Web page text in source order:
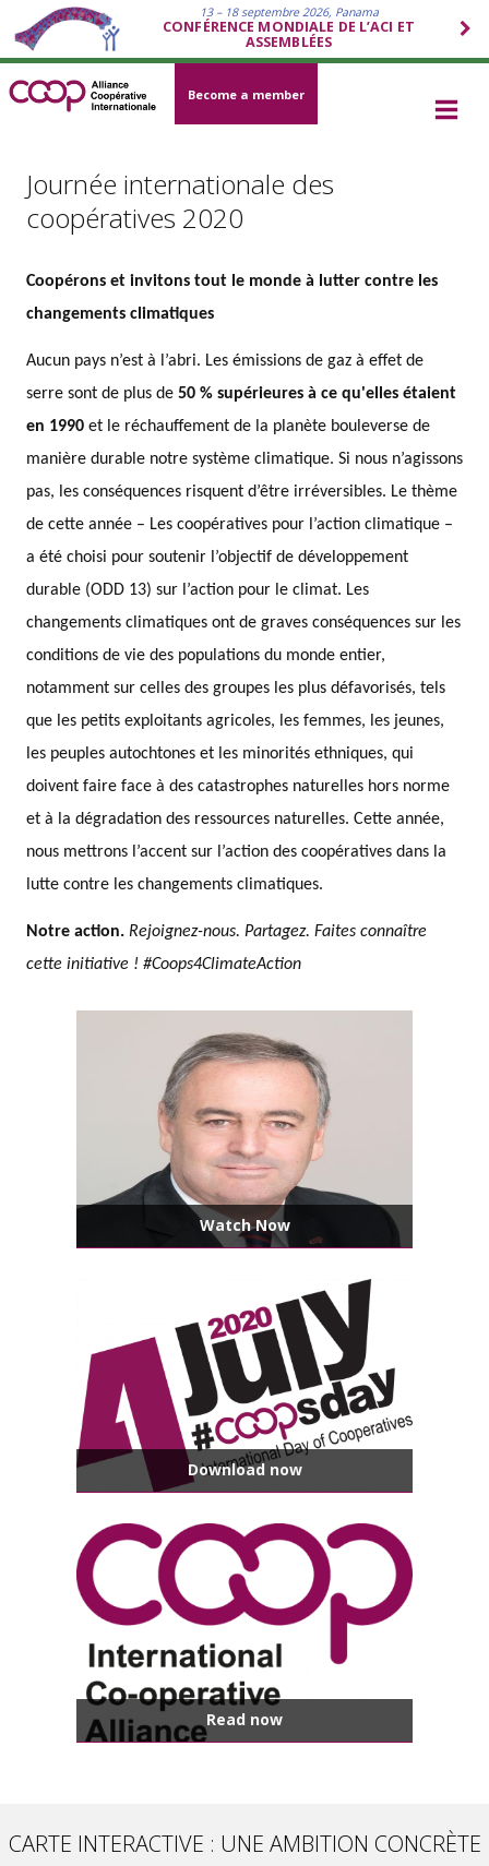
13 – 18 septembre 2026, Panama
CONFÉRENCE MONDIALE DE L’ACI ET
ASSEMBLÉES
Become a member
Journée internationale des
coopératives 2020
Coopérons et invitons tout le monde à lutter contre les
changements climatiques
Aucun pays n’est à l’abri. Les émissions de gaz à effet de
serre sont de plus de 50 % supérieures à ce qu'elles étaient
en 1990 et le réchauffement de la planète bouleverse de
manière durable notre système climatique. Si nous n’agissons
pas, les conséquences risquent d’être irréversibles. Le thème
de cette année – Les coopératives pour l’action climatique –
a été choisi pour soutenir l’objectif de développement
durable (ODD 13) sur l’action pour le climat. Les
changements climatiques ont de graves conséquences sur les
conditions de vie des populations du monde entier,
notamment sur celles des groupes les plus défavorisés, tels
que les petits exploitants agricoles, les femmes, les jeunes,
les peuples autochtones et les minorités ethniques, qui
doivent faire face à des catastrophes naturelles hors norme
et à la dégradation des ressources naturelles. Cette année,
nous mettrons l’accent sur l’action des coopératives dans la
lutte contre les changements climatiques.
Notre action. Rejoignez-nous. Partagez. Faites connaître
cette initiative ! #Coops4ClimateAction
Watch Now
Download now
Read now
CARTE INTERACTIVE : UNE AMBITION CONCRÈTE